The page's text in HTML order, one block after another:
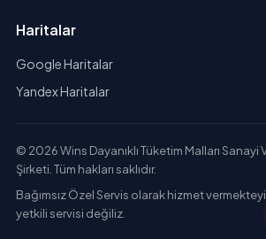
Haritalar
Google Haritalar
Yandex Haritalar
© 2026 Wins Dayanıklı Tüketim Malları Sanayi
Şirketi. Tüm hakları saklıdır.
Bağımsız Özel Servis olarak hizmet
yetkili servisi değiliz.